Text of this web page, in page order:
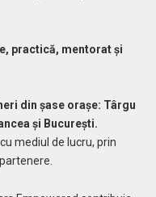
practică, mentorat și
din șase orașe: Târgu
și București.
mediul de lucru, prin